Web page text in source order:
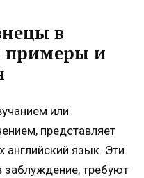
в
примеры и
или
представляет
язык. Эти
заблуждение, требуют